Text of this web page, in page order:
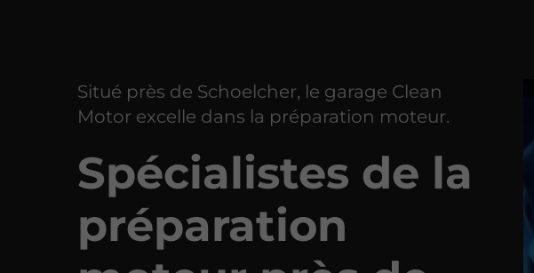
Situé près de Schoelcher, le garage Clean
Motor excelle dans la préparation moteur.
Spécialistes de la
préparation